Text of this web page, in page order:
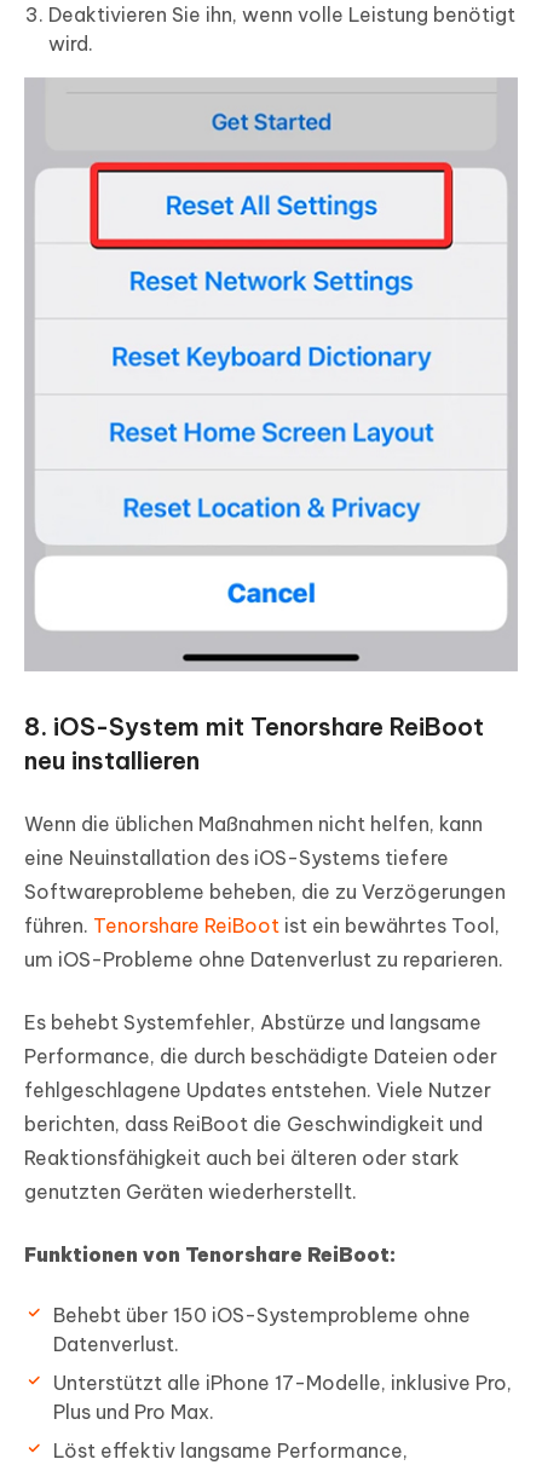
Deaktivieren Sie ihn, wenn volle Leistung benötigt
wird.
8. iOS-System mit Tenorshare ReiBoot
neu installieren
Wenn die üblichen Maßnahmen nicht helfen, kann
eine Neuinstallation des iOS-Systems tiefere
Softwareprobleme beheben, die zu Verzögerungen
führen. Tenorshare ReiBoot ist ein bewährtes Tool,
um iOS-Probleme ohne Datenverlust zu reparieren.
Es behebt Systemfehler, Abstürze und langsame
Performance, die durch beschädigte Dateien oder
fehlgeschlagene Updates entstehen. Viele Nutzer
berichten, dass ReiBoot die Geschwindigkeit und
Reaktionsfähigkeit auch bei älteren oder stark
genutzten Geräten wiederherstellt.
Funktionen von Tenorshare ReiBoot:
Behebt über 150 iOS-Systemprobleme ohne
Datenverlust.
Unterstützt alle iPhone 17-Modelle, inklusive Pro,
Plus und Pro Max.
Löst effektiv langsame Performance,